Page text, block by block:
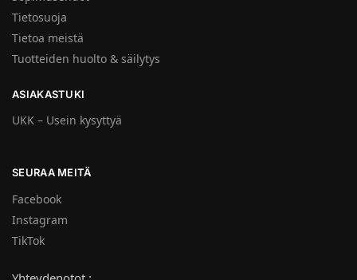
Tietosuoja
Tietoa meistä
Tuotteiden huolto & säilytys
ASIAKASTUKI
UKK – Usein kysyttyä
SEURAA MEITÄ
Facebook
Instagram
TikTok